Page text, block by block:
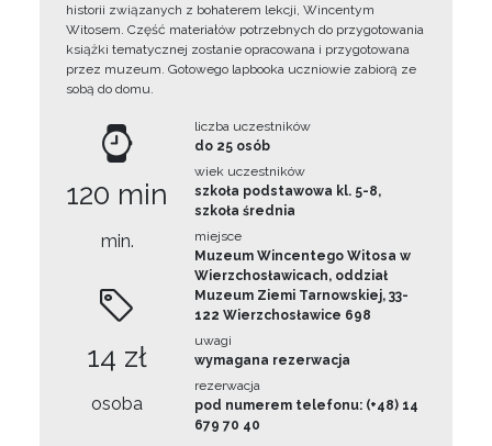
historii związanych z bohaterem lekcji, Wincentym
Witosem. Część materiałów potrzebnych do przygotowania
książki tematycznej zostanie opracowana i przygotowana
przez muzeum. Gotowego lapbooka uczniowie zabiorą ze
sobą do domu.
120 min
min.
14 zł
osoba
liczba uczestników
do 25 osób
wiek uczestników
szkoła podstawowa kl. 5-8,
szkoła średnia
miejsce
Muzeum Wincentego Witosa w
Wierzchosławicach, oddział
Muzeum Ziemi Tarnowskiej, 33-
122 Wierzchosławice 698
uwagi
wymagana rezerwacja
rezerwacja
pod numerem telefonu: (+48) 14
679 70 40